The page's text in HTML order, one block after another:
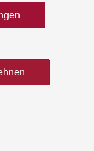
b
o
o